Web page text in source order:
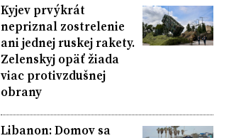
Kyjev prvýkrát
nepriznal zostrelenie
ani jednej ruskej rakety.
Zelenskyj opäť žiada
viac protivzdušnej
obrany
Libanon: Domov sa